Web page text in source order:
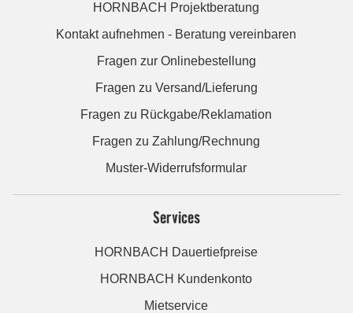
HORNBACH Projektberatung
Kontakt aufnehmen - Beratung vereinbaren
Fragen zur Onlinebestellung
Fragen zu Versand/Lieferung
Fragen zu Rückgabe/Reklamation
Fragen zu Zahlung/Rechnung
Muster-Widerrufsformular
Services
HORNBACH Dauertiefpreise
HORNBACH Kundenkonto
Mietservice